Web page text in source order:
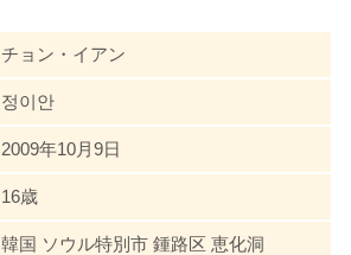
チョン・イアン
정이안
2009年10月9日
16歳
韓国 ソウル特別市 鍾路区 恵化洞